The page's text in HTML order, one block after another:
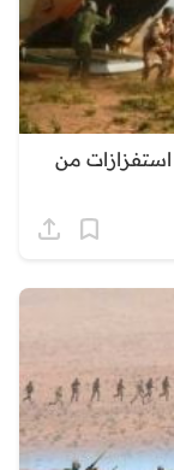
استفزازات من